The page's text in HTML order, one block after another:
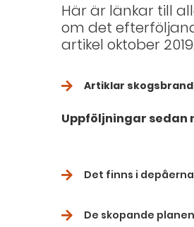
Här är länkar till
om det
artikel oktober
Artiklar
Uppföljningar sedan
Det finns i
De skopande